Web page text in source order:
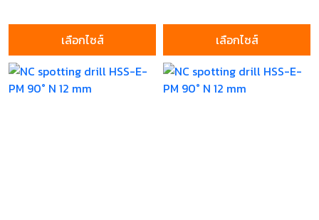
เลือกไซส์ เลือกไซส์